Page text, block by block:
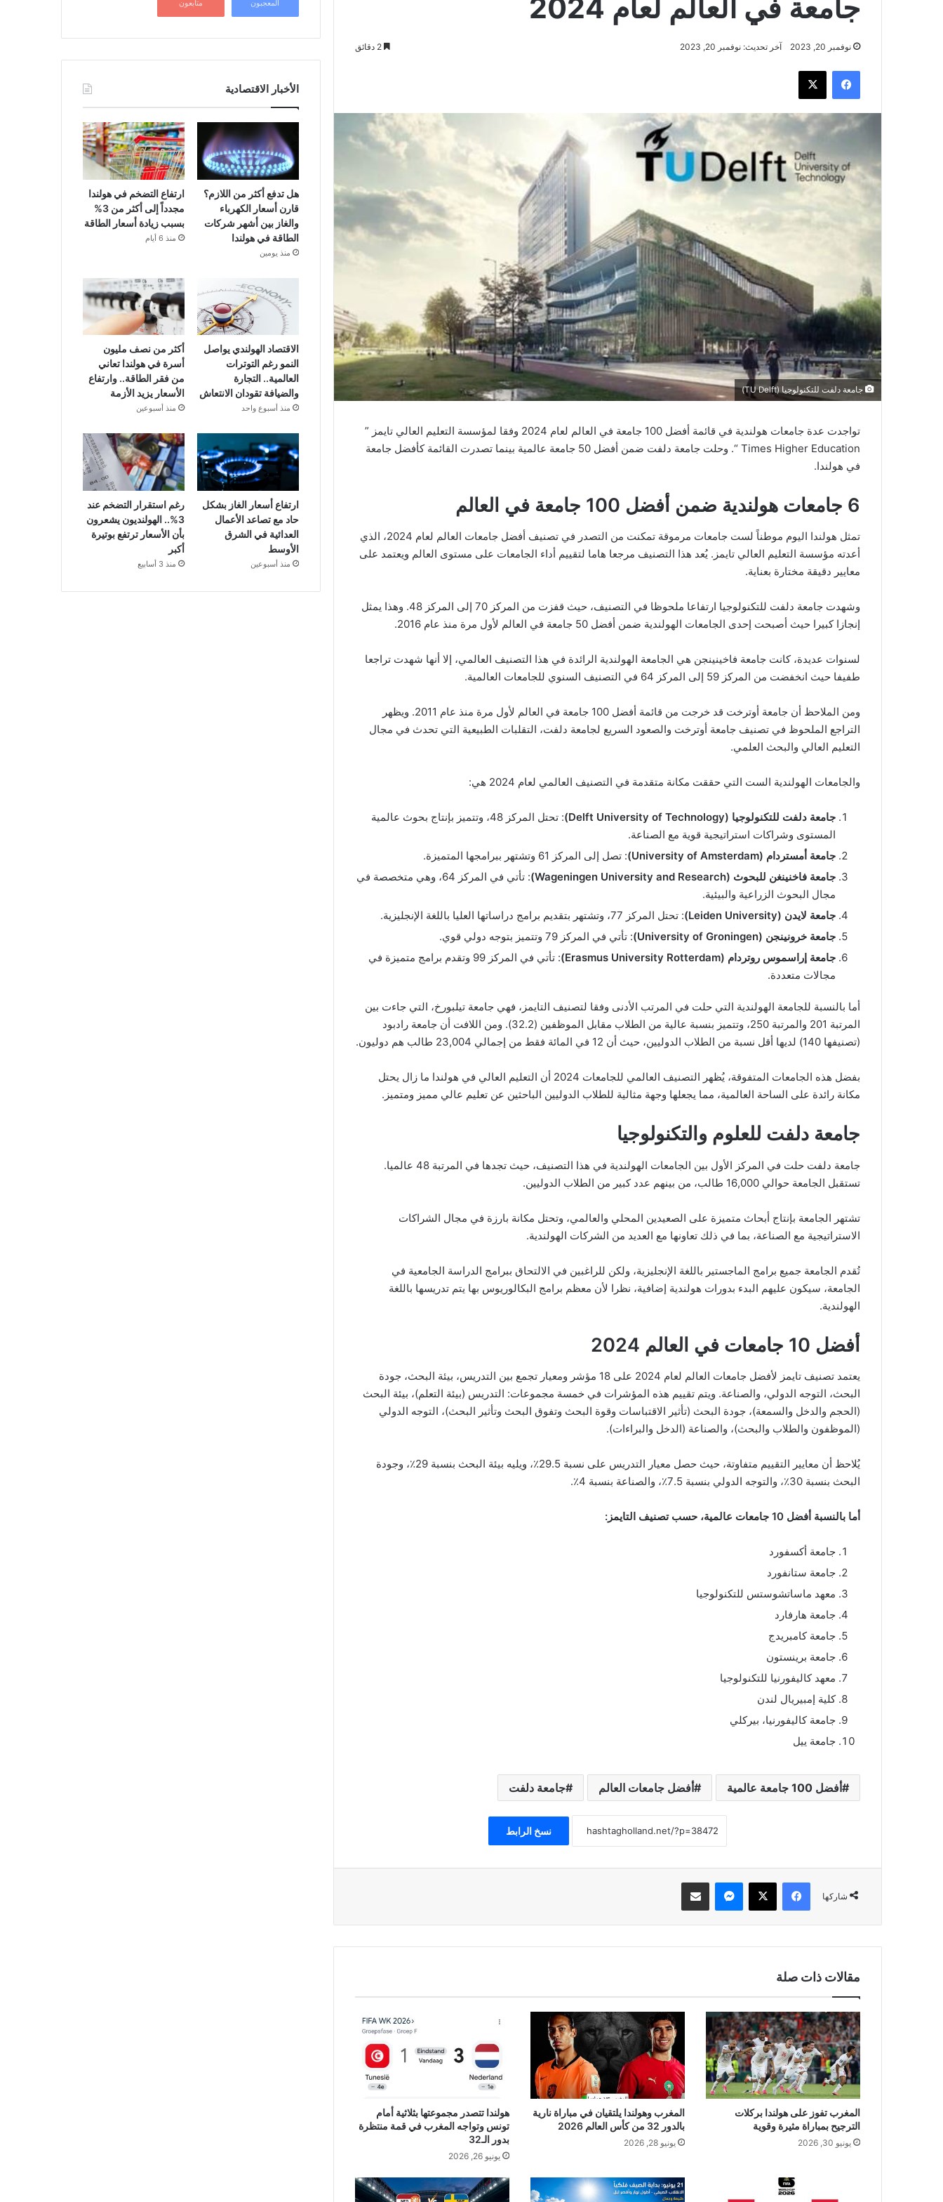
جامعة في العالم لعام 2024
نوفمبر 20, 2023 آخر تحديث: نوفمبر 20, 2023
فيسبوك ‫X
جامعة دلفت للتكنولوجيا (TU Delft)
تواجدت عدة جامعات هولندية في قائمة أفضل 100 جامعة في العالم لعام 2024 وفقا لمؤسسة التعليم العالي تايمز ”
Times Higher Education “. وحلت جامعة دلفت ضمن أفضل 50 جامعة عالمية بينما تصدرت القائمة كأفضل جامعة
في هولندا.
6 جامعات هولندية ضمن أفضل 100 جامعة في العالم
تمثل هولندا اليوم موطناً لست جامعات مرموقة تمكنت من التصدر في تصنيف أفضل جامعات العالم لعام 2024، الذي
أعدته مؤسسة التعليم العالي تايمز. يُعد هذا التصنيف مرجعا هاما لتقييم أداء الجامعات على مستوى العالم ويعتمد على
معايير دقيقة مختارة بعناية.
وشهدت جامعة دلفت للتكنولوجيا ارتفاعا ملحوظا في التصنيف، حيث قفزت من المركز 70 إلى المركز 48. وهذا يمثل
إنجازا كبيرا حيث أصبحت إحدى الجامعات الهولندية ضمن أفضل 50 جامعة في العالم لأول مرة منذ عام 2016.
لسنوات عديدة، كانت جامعة فاخينينجن هي الجامعة الهولندية الرائدة في هذا التصنيف العالمي، إلا أنها شهدت تراجعا
طفيفا حيث انخفضت من المركز 59 إلى المركز 64 في التصنيف السنوي للجامعات العالمية.
ومن الملاحظ أن جامعة أوترخت قد خرجت من قائمة أفضل 100 جامعة في العالم لأول مرة منذ عام 2011. ويظهر
التراجع الملحوظ في تصنيف جامعة أوترخت والصعود السريع لجامعة دلفت، التقلبات الطبيعية التي تحدث في مجال
التعليم العالي والبحث العلمي.
والجامعات الهولندية الست التي حققت مكانة متقدمة في التصنيف العالمي لعام 2024 هي:
جامعة دلفت للتكنولوجيا (Delft University of Technology)
: تحتل المركز 48، وتتميز بإنتاج بحوث عالمية
المستوى وشراكات استراتيجية قوية مع الصناعة.
جامعة أمستردام (University of Amsterdam)
: تصل إلى المركز 61 وتشتهر ببرامجها المتميزة.
جامعة فاخنينغن للبحوث (Wageningen University and Research)
: تأتي في المركز 64، وهي متخصصة في
مجال البحوث الزراعية والبيئية.
جامعة لايدن (Leiden University)
: تحتل المركز 77، وتشتهر بتقديم برامج دراساتها العليا باللغة الإنجليزية.
جامعة خرونينجن (University of Groningen)
: تأتي في المركز 79 وتتميز بتوجه دولي قوي.
جامعة إراسموس روتردام (Erasmus University Rotterdam)
: تأتي في المركز 99 وتقدم برامج متميزة في
مجالات متعددة.
أما بالنسبة للجامعة الهولندية التي حلت في المرتب الأدنى وفقا لتصنيف التايمز، فهي جامعة تيلبورخ، التي جاءت بين
المرتبة 201 والمرتبة 250، وتتميز بنسبة عالية من الطلاب مقابل الموظفين (32.2). ومن اللافت أن جامعة رادبود
(تصنيفها 140) لديها أقل نسبة من الطلاب الدوليين، حيث أن 12 في المائة فقط من إجمالي 23,004 طالب هم دوليون.
بفضل هذه الجامعات المتفوقة، يُظهر التصنيف العالمي للجامعات 2024 أن التعليم العالي في هولندا ما زال يحتل
مكانة رائدة على الساحة العالمية، مما يجعلها وجهة مثالية للطلاب الدوليين الباحثين عن تعليم عالي مميز ومتميز.
جامعة دلفت للعلوم والتكنولوجيا
جامعة دلفت حلت في المركز الأول بين الجامعات الهولندية في هذا التصنيف، حيث تجدها في المرتبة 48 عالميا.
تستقبل الجامعة حوالي 16,000 طالب، من بينهم عدد كبير من الطلاب الدوليين.
تشتهر الجامعة بإنتاج أبحاث متميزة على الصعيدين المحلي والعالمي، وتحتل مكانة بارزة في مجال الشراكات
الاستراتيجية مع الصناعة، بما في ذلك تعاونها مع العديد من الشركات الهولندية.
تُقدم الجامعة جميع برامج الماجستير باللغة الإنجليزية، ولكن للراغبين في الالتحاق ببرامج الدراسة الجامعية في
الجامعة، سيكون عليهم البدء بدورات هولندية إضافية، نظرا لأن معظم برامج البكالوريوس بها يتم تدريسها باللغة
الهولندية.
أفضل 10 جامعات في العالم 2024
يعتمد تصنيف تايمز لأفضل جامعات العالم لعام 2024 على 18 مؤشر ومعيار تجمع بين التدريس، بيئة البحث، جودة
البحث، التوجه الدولي، والصناعة. ويتم تقييم هذه المؤشرات في خمسة مجموعات: التدريس (بيئة التعلم)، بيئة البحث
(الحجم والدخل والسمعة)، جودة البحث (تأثير الاقتباسات وقوة البحث وتفوق البحث وتأثير البحث)، التوجه الدولي
(الموظفون والطلاب والبحث)، والصناعة (الدخل والبراءات).
يُلاحظ أن معايير التقييم متفاوتة، حيث حصل معيار التدريس على نسبة 29.5٪، ويليه بيئة البحث بنسبة 29٪، وجودة
البحث بنسبة 30٪، والتوجه الدولي بنسبة 7.5٪، والصناعة بنسبة 4٪.
أما بالنسبة أفضل 10 جامعات عالمية، حسب تصنيف التايمز:
جامعة أكسفورد
جامعة ستانفورد
معهد ماساتشوستس للتكنولوجيا
جامعة هارفارد
جامعة كامبريدج
جامعة برينستون
معهد كاليفورنيا للتكنولوجيا
كلية إمبيريال لندن
جامعة كاليفورنيا، بيركلي
جامعة ييل
أفضل 100 جامعة عالمية أفضل جامعات العالم جامعة دلفت
نسخ الرابط
شاركها
فيسبوك ‫X ماسنجر مشاركة عبر البريد
مقالات ذات صلة
المغرب تفوز على هولندا بركلات
الترجيح بمباراة مثيرة وقوية
يونيو 30, 2026
المغرب وهولندا يلتقيان في مباراة نارية
بالدور 32 من كأس العالم 2026
يونيو 28, 2026
هولندا تتصدر مجموعتها بثلاثية أمام
تونس وتواجه المغرب في قمة منتظرة
بدور الـ32
يونيو 26, 2026
المعجبون متابعون
الأخبار الاقتصادية
هل تدفع أكثر من اللازم؟
قارن أسعار الكهرباء
والغاز بين أشهر شركات
الطاقة في هولندا
منذ يومين
ارتفاع التضخم في هولندا
مجدداً إلى أكثر من 3%
بسبب زيادة أسعار الطاقة
منذ 6 أيام
الاقتصاد الهولندي يواصل
النمو رغم التوترات
العالمية.. التجارة
والضيافة تقودان الانتعاش
منذ أسبوع واحد
أكثر من نصف مليون
أسرة في هولندا تعاني
من فقر الطاقة.. وارتفاع
الأسعار يزيد الأزمة
منذ أسبوعين
ارتفاع أسعار الغاز بشكل
حاد مع تصاعد الأعمال
العدائية في الشرق
الأوسط
منذ أسبوعين
رغم استقرار التضخم عند
3%.. الهولنديون يشعرون
بأن الأسعار ترتفع بوتيرة
أكبر
منذ 3 أسابيع